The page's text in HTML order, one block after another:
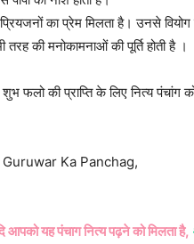
का प्रेम मिलता है। उनसे वियोग
की मनोकामनाओं की पूर्ति होती है ।
फलो की प्राप्ति के लिए नित्य पंचांग
Guruwar Ka Panchag,
आपको यह पंचाग नित्य पढ़ने को मिलता है,